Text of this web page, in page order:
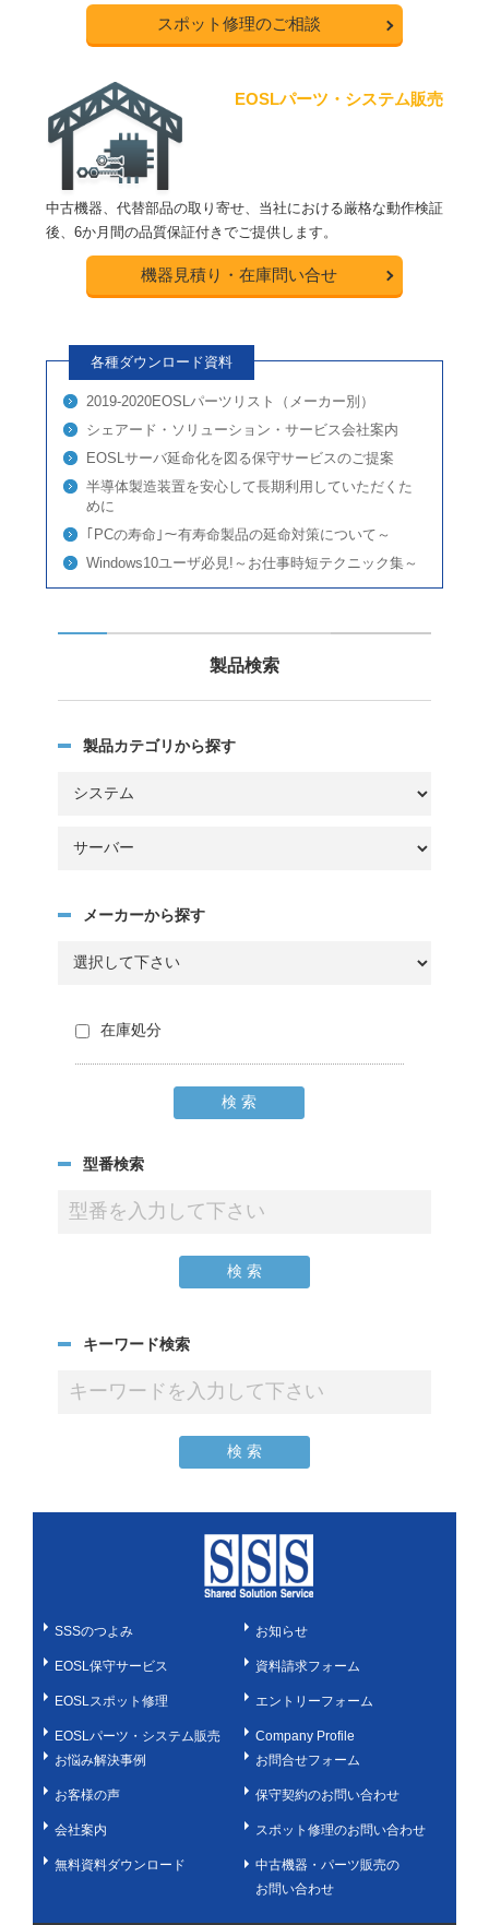
スポット修理のご相談
EOSLパーツ・システム販売
中古機器、代替部品の取り寄せ、当社における厳格な動作検証
後、6か月間の品質保証付きでご提供します。
機器見積り・在庫問い合せ
各種ダウンロード資料
2019-2020EOSLパーツリスト（メーカー別）
シェアード・ソリューション・サービス会社案内
EOSLサーバ延命化を図る保守サービスのご提案
半導体製造装置を安心して長期利用していただくた
めに
｢PCの寿命｣～有寿命製品の延命対策について～
Windows10ユーザ必見!～お仕事時短テクニック集～
製品検索
製品カテゴリから探す
メーカーから探す
在庫処分
型番検索
キーワード検索
SSSのつよみ
EOSL保守サービス
EOSLスポット修理
EOSLパーツ・システム販売
お悩み解決事例
お客様の声
会社案内
無料資料ダウンロード
お知らせ
資料請求フォーム
エントリーフォーム
Company Profile
お問合せフォーム
保守契約のお問い合わせ
スポット修理のお問い合わせ
中古機器・パーツ販売の
お問い合わせ